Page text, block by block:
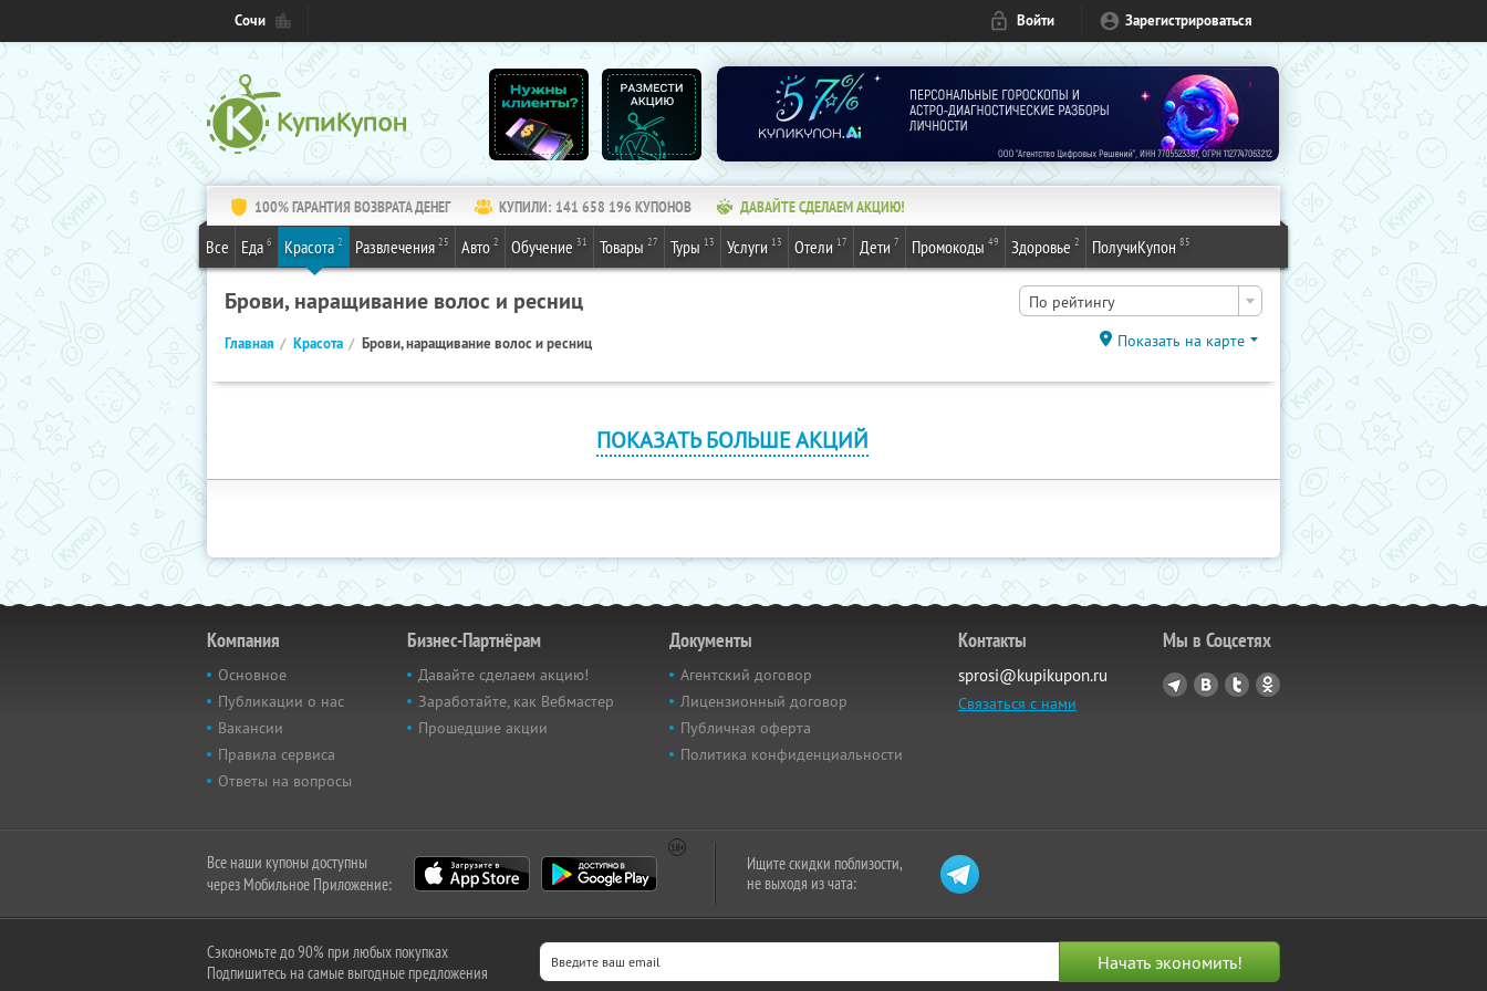
Сочи Войти Зарегистрироваться
100% ГАРАНТИЯ ВОЗВРАТА ДЕНЕГ КУПИЛИ: 141 658 196 КУПОНОВ ДАВАЙТЕ СДЕЛАЕМ АКЦИЮ!
Все Еда 6 Красота 2 Развлечения 25 Авто 2 Обучение 31 Товары 27 Туры 13 Услуги 13 Отели 17 Дети 7 Промокоды 49 Здоровье 2 ПолучиКупон 85
Брови, наращивание волос и ресниц По рейтингу
Главная Красота Брови, наращивание волос и ресниц Показать на карте
ПОКАЗАТЬ БОЛЬШЕ АКЦИЙ
Компания
Основное
Публикации о нас
Вакансии
Правила сервиса
Ответы на вопросы
Бизнес-Партнёрам
Давайте сделаем акцию!
Заработайте, как Вебмастер
Прошедшие акции
Документы
Агентский договор
Лицензионный договор
Публичная оферта
Политика конфиденциальности
Контакты
sprosi@kupikupon.ru
Связаться с нами
Мы в Соцсетях
Все наши купоны доступны
через Мобильное Приложение:
Ищите скидки поблизости,
не выходя из чата:
Сэкономьте до 90% при любых покупках
Подпишитесь на самые выгодные предложения